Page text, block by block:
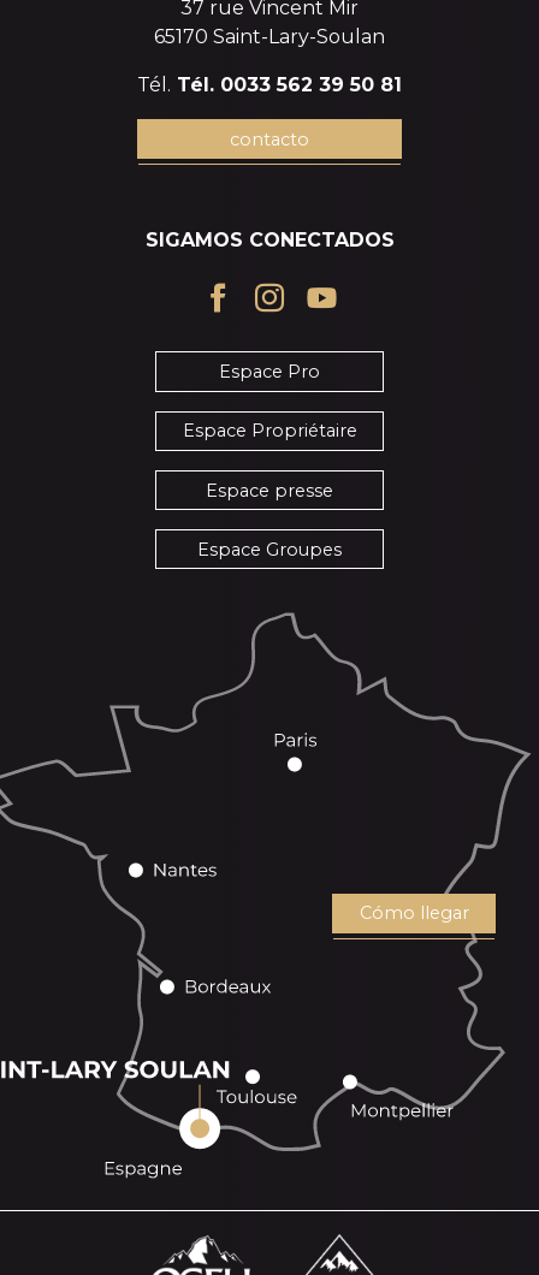
37 rue Vincent Mir
65170 Saint-Lary-Soulan
Tél. Tél. 0033 562 39 50 81
contacto
SIGAMOS CONECTADOS
Espace Pro
Espace Propriétaire
Espace presse
Espace Groupes
Cómo llegar